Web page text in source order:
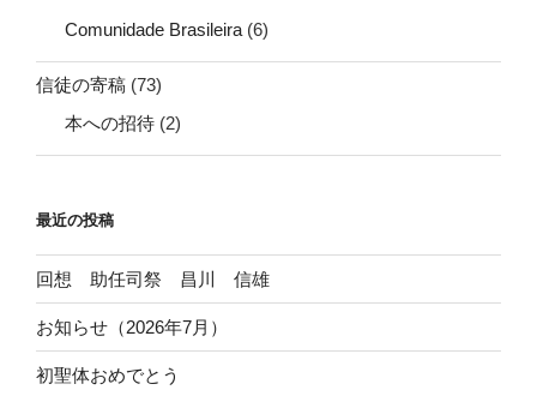
Comunidade Brasileira (6)
信徒の寄稿 (73)
本への招待 (2)
最近の投稿
回想 助任司祭 昌川 信雄
お知らせ（2026年7月）
初聖体おめでとう